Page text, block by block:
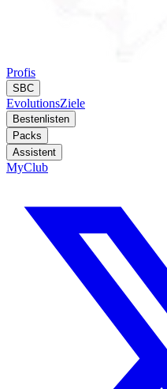
Profis
SBC
EvolutionsZiele
Bestenlisten
Packs
Assistent
MyClub